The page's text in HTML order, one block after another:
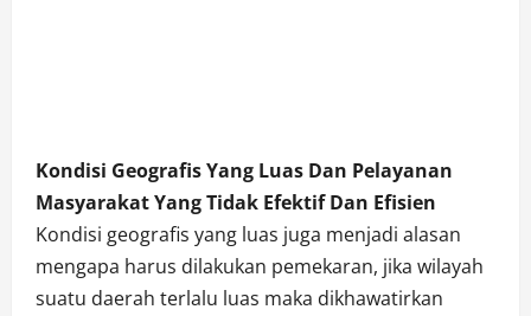
Kondisi Geografis Yang Luas Dan Pelayanan
Masyarakat Yang Tidak Efektif Dan Efisien
Kondisi geografis yang luas juga menjadi alasan
mengapa harus dilakukan pemekaran, jika wilayah
suatu daerah terlalu luas maka dikhawatirkan